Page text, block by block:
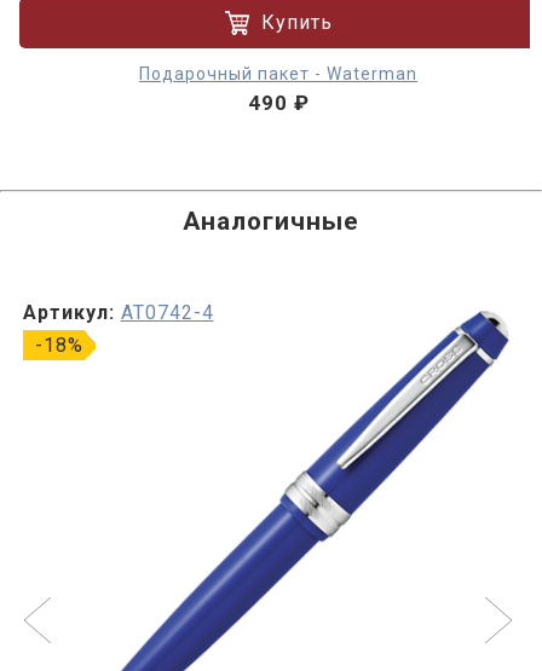
Купить
Подарочный пакет - Waterman
490 ₽
Аналогичные
-18%
Артикул: AT0742-4